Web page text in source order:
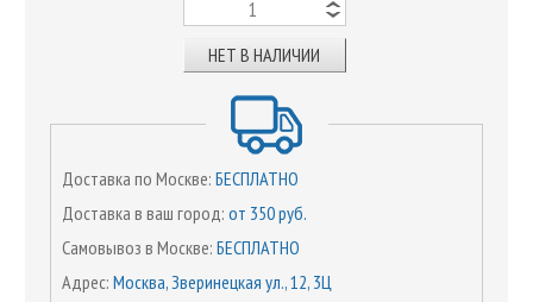
НЕТ В НАЛИЧИИ
Доставка по Москве: БЕСПЛАТНО
Доставка в ваш город: от 350 руб.
Самовывоз в Москве: БЕСПЛАТНО
Адрес: Москва, Зверинецкая ул., 12, 3Ц